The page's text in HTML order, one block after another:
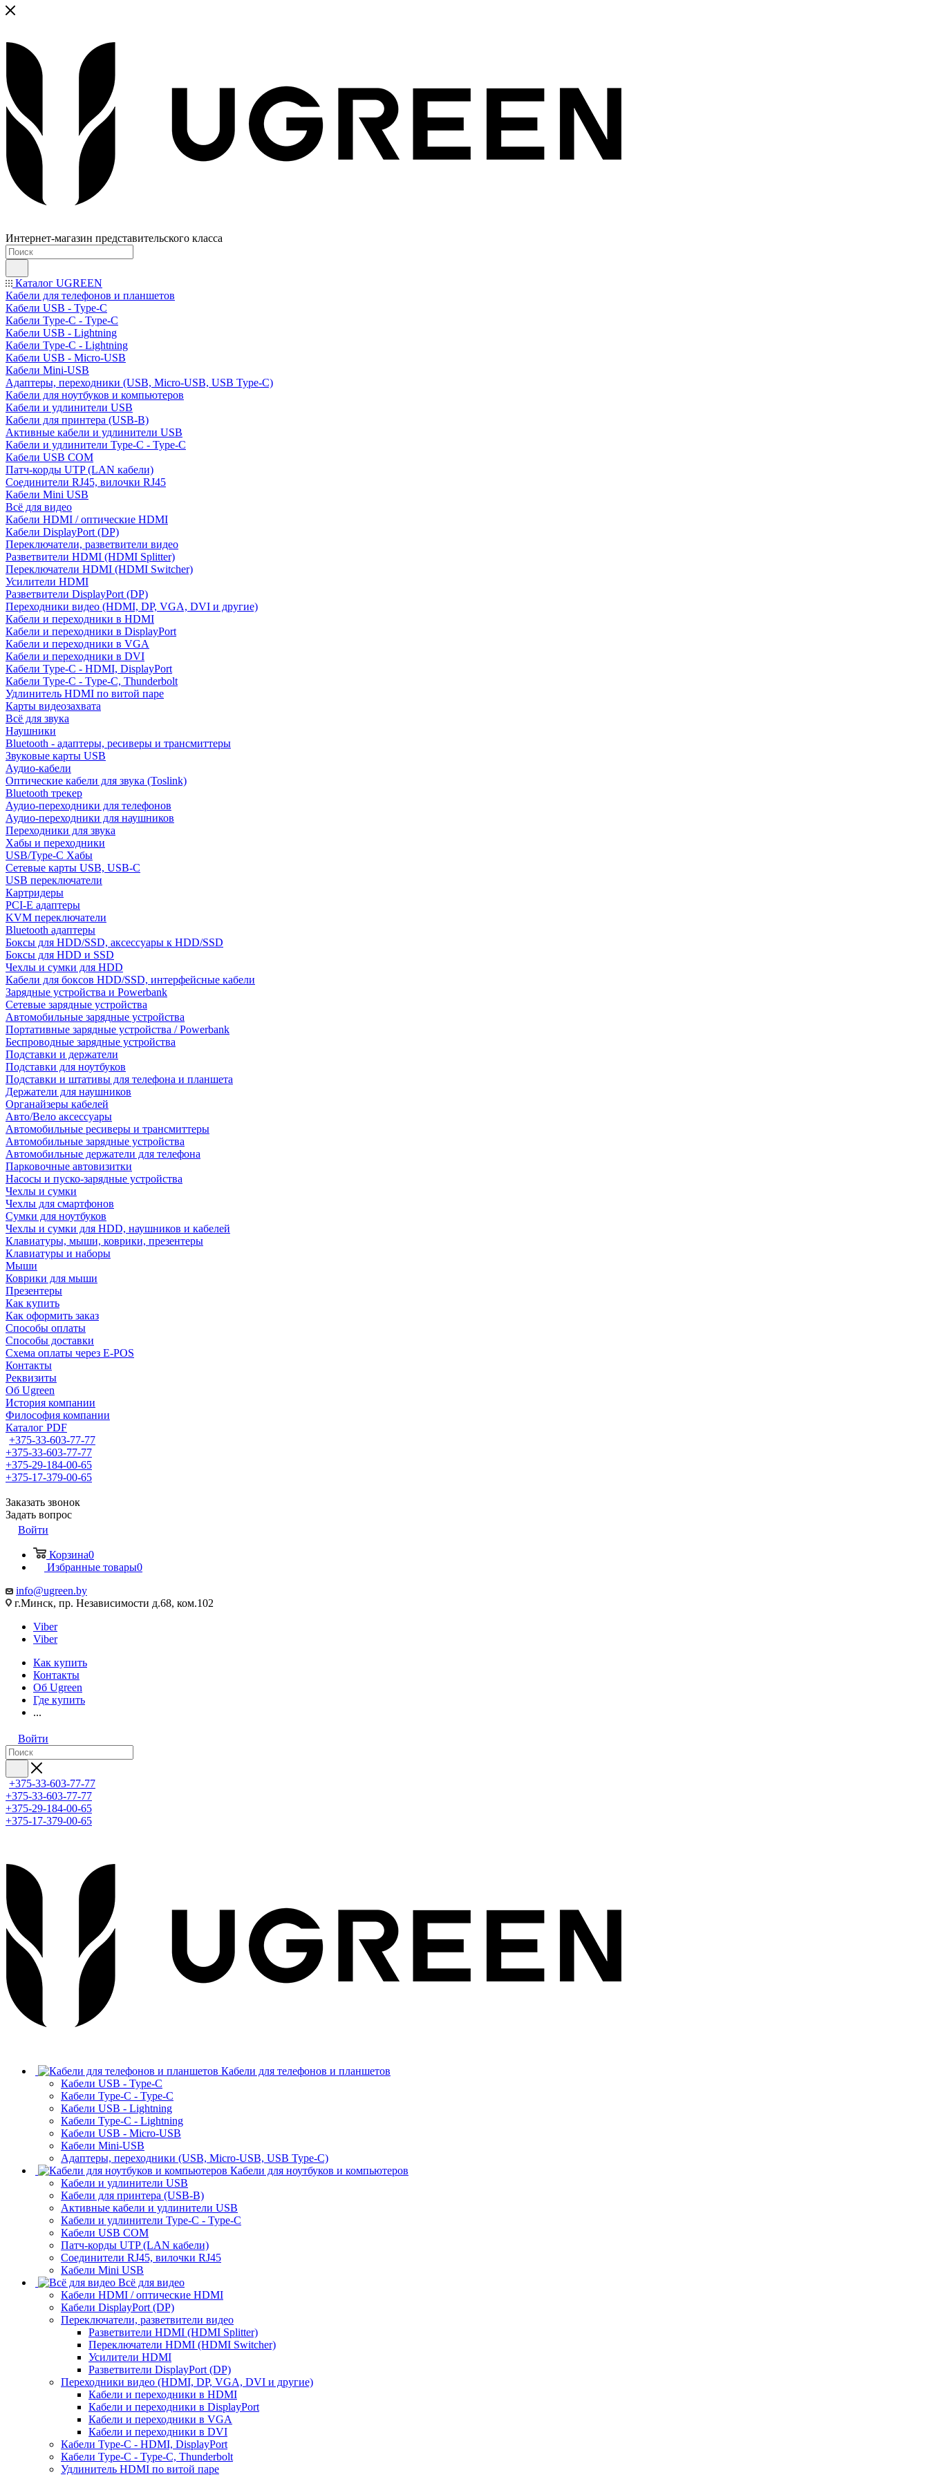
Интернет-магазин представительского класса
Каталог UGREEN
Кабели для телефонов и планшетов
Кабели USB - Type-C
Кабели Type-C - Type-C
Кабели USB - Lightning
Кабели Type-C - Lightning
Кабели USB - Micro-USB
Кабели Mini-USB
Адаптеры, переходники (USB, Micro-USB, USB Type-C)
Кабели для ноутбуков и компьютеров
Кабели и удлинители USB
Кабели для принтера (USB-B)
Активные кабели и удлинители USB
Кабели и удлинители Type-C - Type-C
Кабели USB COM
Патч-корды UTP (LAN кабели)
Соединители RJ45, вилочки RJ45
Кабели Mini USB
Всё для видео
Кабели HDMI / оптические HDMI
Кабели DisplayPort (DP)
Переключатели, разветвители видео
Разветвители HDMI (HDMI Splitter)
Переключатели HDMI (HDMI Switcher)
Усилители HDMI
Разветвители DisplayPort (DP)
Переходники видео (HDMI, DP, VGA, DVI и другие)
Кабели и переходники в HDMI
Кабели и переходники в DisplayPort
Кабели и переходники в VGA
Кабели и переходники в DVI
Кабели Type-C - HDMI, DisplayPort
Кабели Type-C - Type-C, Thunderbolt
Удлинитель HDMI по витой паре
Карты видеозахвата
Всё для звука
Наушники
Bluetooth - адаптеры, ресиверы и трансмиттеры
Звуковые карты USB
Аудио-кабели
Оптические кабели для звука (Toslink)
Bluetooth трекер
Аудио-переходники для телефонов
Аудио-переходники для наушников
Переходники для звука
Хабы и переходники
USB/Type-C Хабы
Сетевые карты USB, USB-C
USB переключатели
Картридеры
PCI-E адаптеры
KVM переключатели
Bluetooth адаптеры
Боксы для HDD/SSD, аксессуары к HDD/SSD
Боксы для HDD и SSD
Чехлы и сумки для HDD
Кабели для боксов HDD/SSD, интерфейсные кабели
Зарядные устройства и Powerbank
Сетевые зарядные устройства
Автомобильные зарядные устройства
Портативные зарядные устройства / Powerbank
Беспроводные зарядные устройства
Подставки и держатели
Подставки для ноутбуков
Подставки и штативы для телефона и планшета
Держатели для наушников
Органайзеры кабелей
Авто/Вело аксессуары
Автомобильные ресиверы и трансмиттеры
Автомобильные зарядные устройства
Автомобильные держатели для телефона
Парковочные автовизитки
Насосы и пуско-зарядные устройства
Чехлы и сумки
Чехлы для смартфонов
Сумки для ноутбуков
Чехлы и сумки для HDD, наушников и кабелей
Клавиатуры, мыши, коврики, презентеры
Клавиатуры и наборы
Мыши
Коврики для мыши
Презентеры
Как купить
Как оформить заказ
Способы оплаты
Способы доставки
Схема оплаты через E-POS
Контакты
Реквизиты
Об Ugreen
История компании
Философия компании
Каталог PDF
+375-33-603-77-77
+375-33-603-77-77
+375-29-184-00-65
+375-17-379-00-65
Заказать звонок
Задать вопрос
Войти
Корзина0
Избранные товары0
info@ugreen.by
г.Минск, пр. Независимости д.68, ком.102
Viber
Viber
Как купить
Контакты
Об Ugreen
Где купить
...
Войти
+375-33-603-77-77
+375-33-603-77-77
+375-29-184-00-65
+375-17-379-00-65
Кабели для телефонов и планшетов
Кабели USB - Type-C
Кабели Type-C - Type-C
Кабели USB - Lightning
Кабели Type-C - Lightning
Кабели USB - Micro-USB
Кабели Mini-USB
Адаптеры, переходники (USB, Micro-USB, USB Type-C)
Кабели для ноутбуков и компьютеров
Кабели и удлинители USB
Кабели для принтера (USB-B)
Активные кабели и удлинители USB
Кабели и удлинители Type-C - Type-C
Кабели USB COM
Патч-корды UTP (LAN кабели)
Соединители RJ45, вилочки RJ45
Кабели Mini USB
Всё для видео
Кабели HDMI / оптические HDMI
Кабели DisplayPort (DP)
Переключатели, разветвители видео
Разветвители HDMI (HDMI Splitter)
Переключатели HDMI (HDMI Switcher)
Усилители HDMI
Разветвители DisplayPort (DP)
Переходники видео (HDMI, DP, VGA, DVI и другие)
Кабели и переходники в HDMI
Кабели и переходники в DisplayPort
Кабели и переходники в VGA
Кабели и переходники в DVI
Кабели Type-C - HDMI, DisplayPort
Кабели Type-C - Type-C, Thunderbolt
Удлинитель HDMI по витой паре